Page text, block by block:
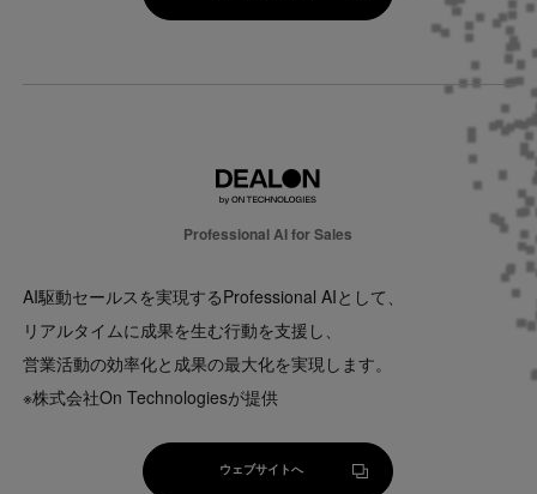
サービスサイトへ
Professional AI for Sales
AI駆動セールスを実現するProfessional AIとして、
リアルタイムに成果を生む行動を支援し、
営業活動の効率化と成果の最大化を実現します。
※株式会社On Technologiesが提供
ウェブサイトへ